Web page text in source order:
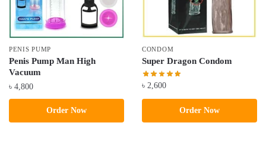
PENIS PUMP
Penis Pump Man High
Vacuum
৳ 4,800
Order Now
CONDOM
Super Dragon Condom
৳ 2,600
Order Now